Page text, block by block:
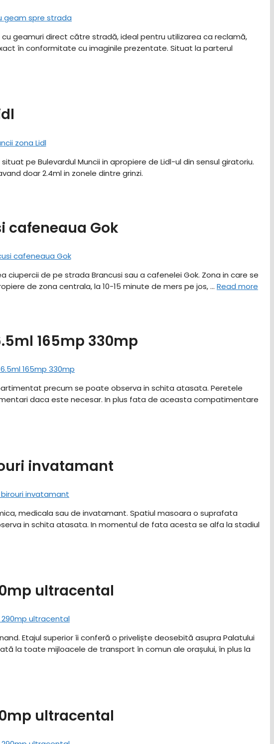
geamuri direct către stradă, ideal pentru utilizarea ca reclamă,
în conformitate cu imaginile prezentate. Situat la parterul
pe Bulevardul Muncii in apropiere de Lidl-ul din sensul giratoriu.
doar 2.4ml in zonele dintre grinzi.
cafeneaua Gok
de pe strada Brancusi sau a cafenelei Gok. Zona in care se
de zona centrala, la 10-15 minute de mers pe jos, … Read more
165mp 330mp
precum se poate observa in schita atasata. Peretele
daca este necesar. In plus fata de aceasta compatimentare
invatamant
medicala sau de invatamant. Spatiul masoara o suprafata
in schita atasata. In momentul de fata acesta se alfa la stadiul
ultracental
Etajul superior îi conferă o priveliște deosebită asupra Palatului
la toate mijloacele de transport în comun ale orașului, în plus la
ultracental